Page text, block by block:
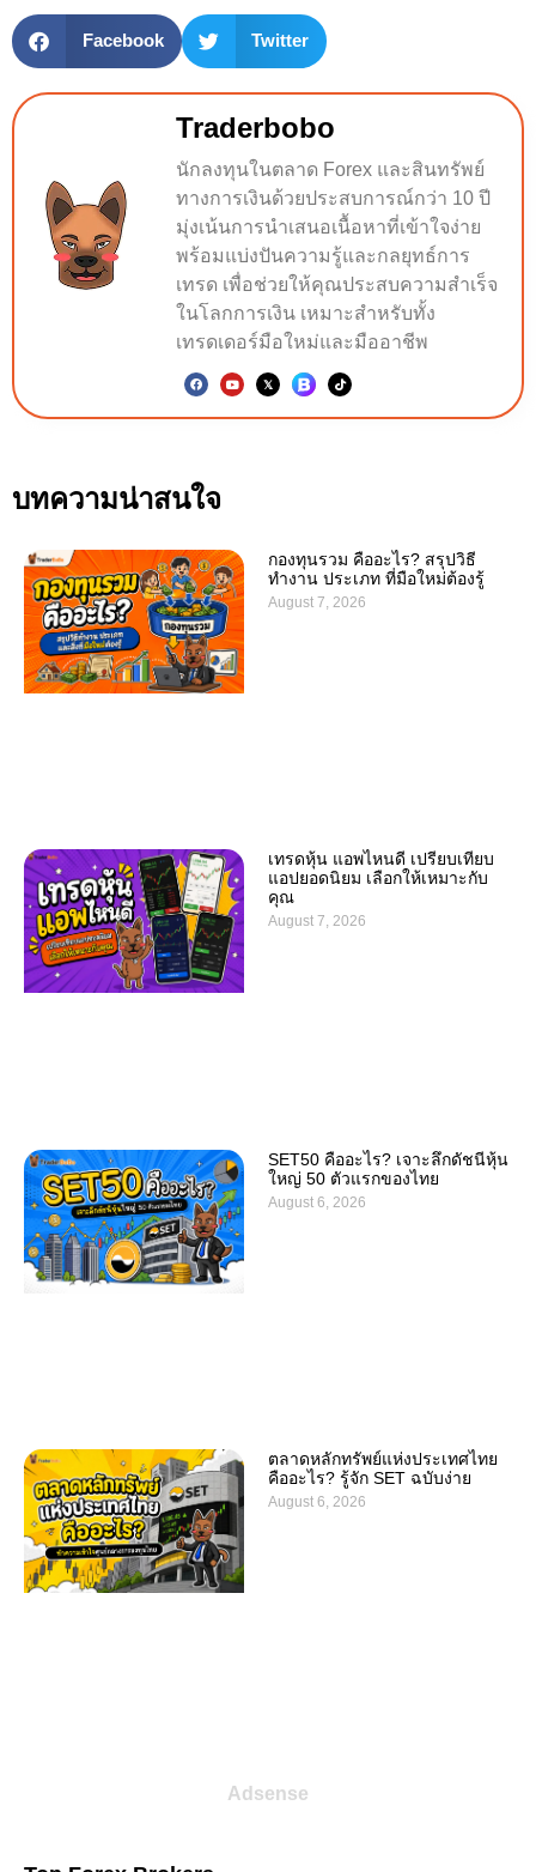
Facebook Twitter
Traderbobo
นักลงทุนในตลาด Forex และสินทรัพย์
ทางการเงินด้วยประสบการณ์กว่า 10 ปี
มุ่งเน้นการนำเสนอเนื้อหาที่เข้าใจง่าย
พร้อมแบ่งปันความรู้และกลยุทธ์การ
เทรด เพื่อช่วยให้คุณประสบความสำเร็จ
ในโลกการเงิน เหมาะสำหรับทั้ง
เทรดเดอร์มือใหม่และมืออาชีพ
บทความน่าสนใจ
กองทุนรวม คืออะไร? สรุปวิธี
ทำงาน ประเภท ที่มือใหม่ต้องรู้
August 7, 2026
เทรดหุ้น แอพไหนดี เปรียบเทียบ
แอปยอดนิยม เลือกให้เหมาะกับ
คุณ
August 7, 2026
SET50 คืออะไร? เจาะลึกดัชนีหุ้น
ใหญ่ 50 ตัวแรกของไทย
August 6, 2026
ตลาดหลักทรัพย์แห่งประเทศไทย
คืออะไร? รู้จัก SET ฉบับง่าย
August 6, 2026
Adsense